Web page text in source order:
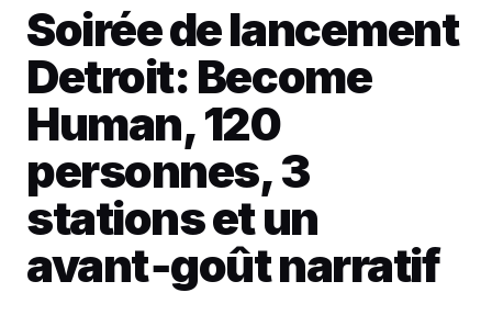
Soirée de lancement
Detroit: Become
Human, 120
personnes, 3
stations et un
avant‑goût narratif